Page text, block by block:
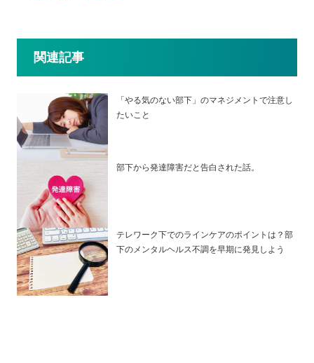
関連記事
「やる気のない部下」のマネジメントで注意し
たいこと
部下から発達障害だと告白された話。
テレワーク下でのラインケアのポイントは？部
下のメンタルヘルス不調を早期に発見しよう